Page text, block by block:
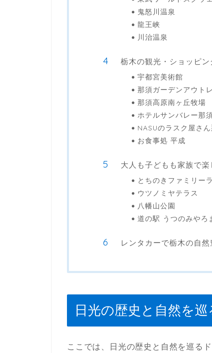
鬼怒川温泉
龍王峡
川治温泉
栃木の観光・ショッピ
宇都宮美術館
那須ガーデンアウト
那須高原南ヶ丘牧場
ホテルサンバレー那
NASUのラスク屋さ
お食事処 平成
大人も子どもも家族で
とちのきファミリー
ウツノミヤテラス
八幡山公園
道の駅 うつのみやろ
レンタカーで栃木の自
日光の歴史と自然を
ここでは、日光の歴史と自然を巡る